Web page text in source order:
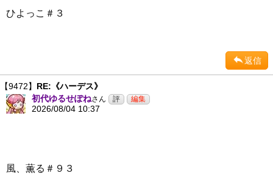
ひよっこ＃３
返信
【9472】 RE:《ハーデス》
初代ゆるせぽねさん
2026/08/04 10:37
風、薫る＃９３